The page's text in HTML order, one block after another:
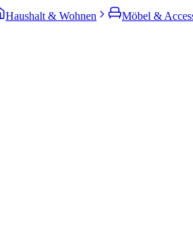
Haushalt & Wohnen Möbel &